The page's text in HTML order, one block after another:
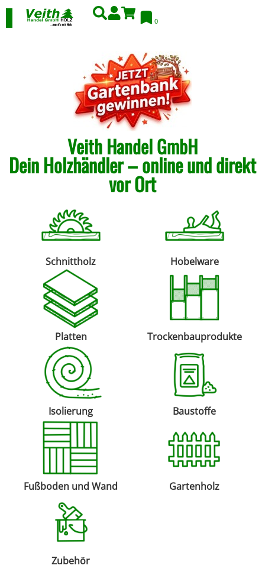
0
Veith Handel GmbH
Dein Holzhändler – online und direkt
vor Ort
Schnittholz Hobelware
Platten Trockenbauprodukte
Isolierung Baustoffe
Fußboden und Wand Gartenholz
Zubehör